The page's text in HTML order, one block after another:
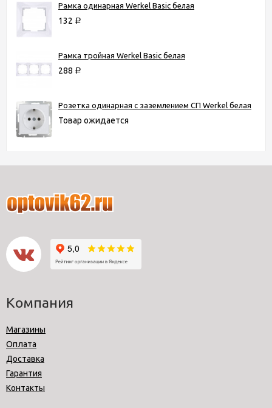
Рамка одинарная Werkel Basic белая
132 Р
Рамка тройная Werkel Basic белая
288 Р
Розетка одинарная с заземлением СП Werkel белая
Товар ожидается
Компания
Магазины
Оплата
Доставка
Гарантия
Контакты